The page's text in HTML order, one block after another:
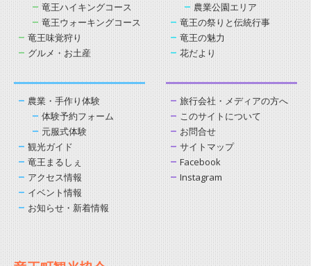
竜王ハイキングコース
竜王ウォーキングコース
竜王味覚狩り
グルメ・お土産
農業公園エリア
竜王の祭りと伝統行事
竜王の魅力
花だより
農業・手作り体験
体験予約フォーム
元服式体験
観光ガイド
竜王まるしぇ
アクセス情報
イベント情報
お知らせ・新着情報
旅行会社・メディアの方へ
このサイトについて
お問合せ
サイトマップ
Facebook
Instagram